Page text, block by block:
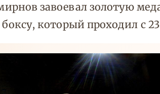
завоевал золотую
который проходил с